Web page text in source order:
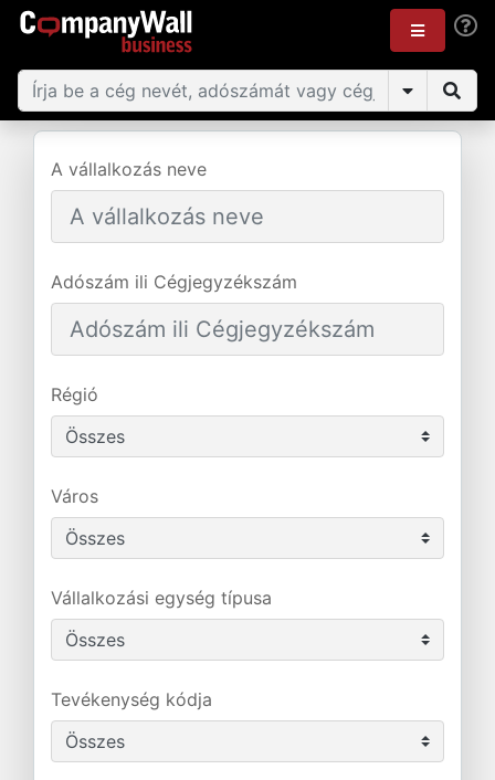
A vállalkozás neve
Adószám ili Cégjegyzékszám
Régió
Város
Vállalkozási egység típusa
Tevékenység kódja